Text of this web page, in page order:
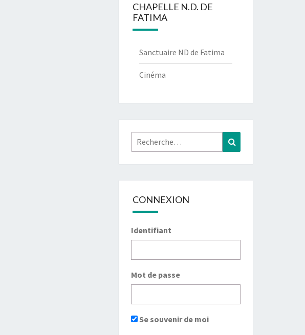
CHAPELLE N.D. DE
FATIMA
Sanctuaire ND de Fatima
Cinéma
Rechercher :
CONNEXION
Identifiant
Mot de passe
Se souvenir de moi